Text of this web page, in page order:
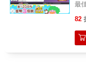
最
握
習
練
82